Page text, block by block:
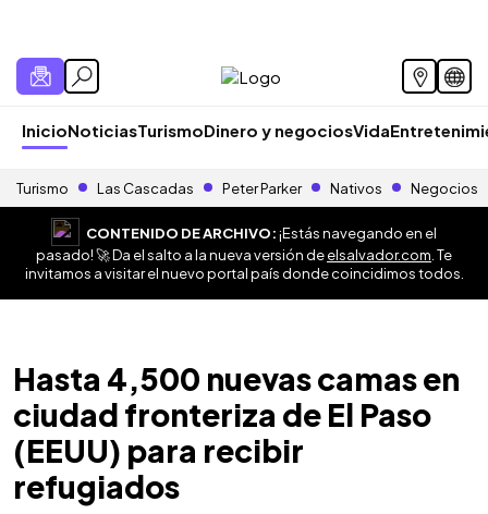
InicioNoticiasTurismoDinero y negociosVida
Turismo Las Cascadas Peter Parker Nativos Negocios
CONTENIDO DE ARCHIVO:¡Estás navegando en el
pasado! 🚀 Da el salto a la nueva versión deelsalvador.com . Te
invitamos a visitar el nuevo portal país donde coincidimos todos.
Hasta 4,500 nuevas camas en
ciudad fronteriza de El Paso
(EEUU) para recibir
refugiados